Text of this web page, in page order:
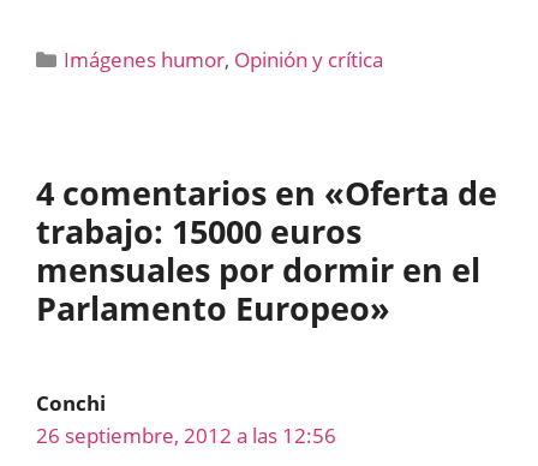
Categorías
Imágenes humor, Opinión y crítica
4 comentarios en «Oferta de
trabajo: 15000 euros
mensuales por dormir en el
Parlamento Europeo»
Conchi
26 septiembre, 2012 a las 12:56